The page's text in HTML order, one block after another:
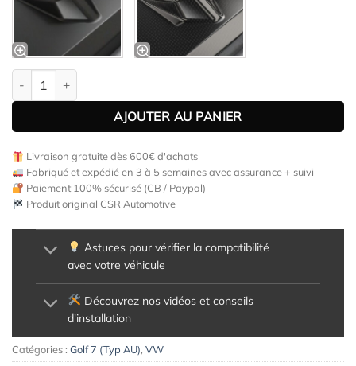
AJOUTER AU PANIER
Livraison gratuite dès 600€ d'achats
Fabriqué et expédié en 3 à 5 semaines avec assurance + suivi
Paiement 100% sécurisé (CB / Paypal)
Produit original CSR Automotive
Astuces pour vérifier la compatibilité
avec votre véhicule
Découvrez nos vidéos et conseils
d'installation
Catégories : Golf 7 (Typ AU), VW